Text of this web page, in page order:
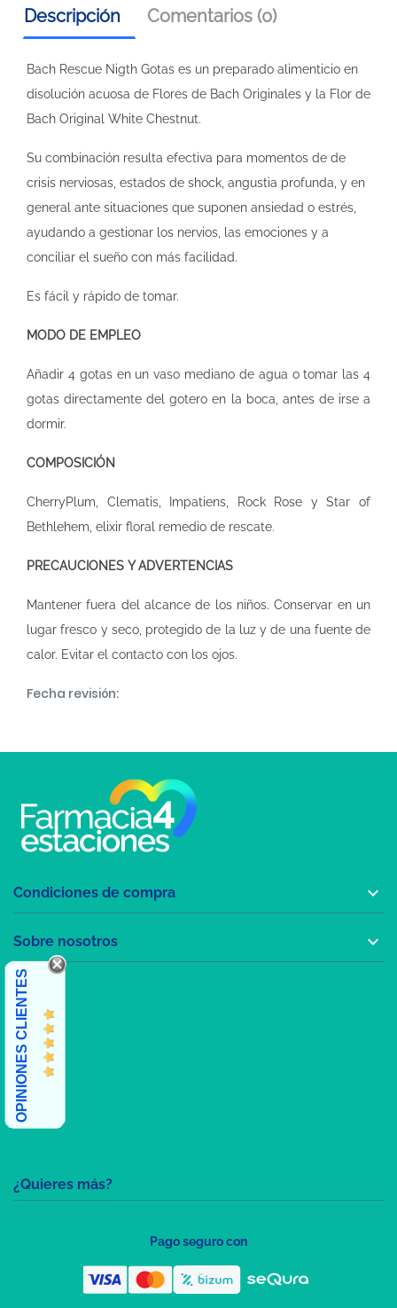
Descripción Comentarios (0)
Bach Rescue Nigth Gotas es un preparado alimenticio en
disolución acuosa de Flores de Bach Originales y la Flor de
Bach Original White Chestnut.
Su combinación resulta efectiva para momentos de de
crisis nerviosas, estados de shock, angustia profunda, y en
general ante situaciones que suponen ansiedad o estrés,
ayudando a gestionar los nervios, las emociones y a
conciliar el sueño con más facilidad.
Es fácil y rápido de tomar.
MODO DE EMPLEO
Añadir 4 gotas en un vaso mediano de agua o tomar las 4
gotas directamente del gotero en la boca, antes de irse a
dormir.
COMPOSICIÓN
CherryPlum, Clematis, Impatiens, Rock Rose y Star of
Bethlehem, elixir floral remedio de rescate.
PRECAUCIONES Y ADVERTENCIAS
Mantener fuera del alcance de los niños. Conservar en un
lugar fresco y seco, protegido de la luz y de una fuente de
calor. Evitar el contacto con los ojos.
Fecha revisión:
¿Quieres más?
Condiciones de compra 
Sobre nosotros 
OPINIONES CLIENTES
Pago seguro con